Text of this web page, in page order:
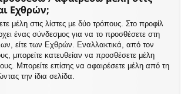
Εχθρών;
μέλη στις λίστες με δύο τρόπους. Στο προφίλ
ένας σύνδεσμος για να το προσθέσετε στη
είτε των Εχθρών. Εναλλακτικά, από τον
μπορείτε κατευθείαν να προσθέσετε μέλη
Μπορείτε επίσης να αφαιρέσετε μέλη από τη
την ίδια σελίδα.